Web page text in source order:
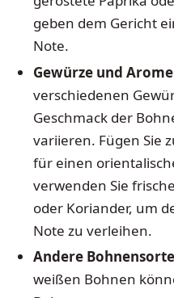
geben dem Gericht
Note.
Gewürze und
verschiedenen
Geschmack der
variieren. Fügen Sie
für einen
verwenden Sie
oder Koriander, um
Note zu verleihen.
Andere
weißen Bohnen